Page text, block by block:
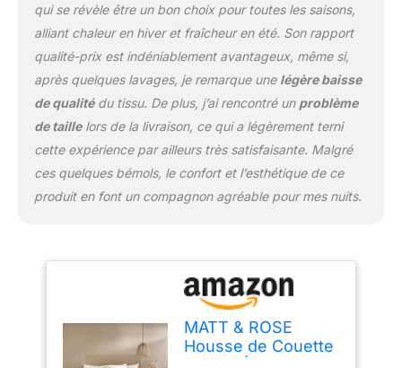
MIX&MATCH avec
d'autres couleurs de la
gamme selon votre goût.
Finition : Housse de
couette à fermeture à
boutons. Taies d'oreiller
finition rabat. Entretien :
Lavable en machine à
40°, passe au sèche-
linge. Plus besoin de
repassage, le charme du
froissé et gagne en
douceur au fil des
lavages. Une marque
éco-responsable : MATT
& ROSE est Une marque
française de linge de
qui se révèle être un bon choix pour toutes les saisons,
alliant chaleur en hiver et fraîcheur en été. Son rapport
qualité-prix est indéniablement avantageux, même si,
après quelques lavages, je remarque une légère baisse
de qualitédu tissu. De plus, j’ai rencontré un problème
de taillelors de la livraison, ce qui a légèrement terni
cette expérience par ailleurs très satisfaisante. Malgré
ces quelques bémols, le confort et l’esthétique de ce
produit en font un compagnon agréable pour mes nuits.
MATT & ROSE
Housse de Couette